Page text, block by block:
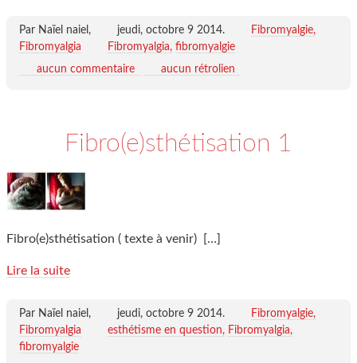
Par Naïel naiel, jeudi, octobre 9 2014.
Fibromyalgie,
Fibromyalgia
Fibromyalgia fibromyalgie
aucun commentaire
aucun rétrolien
Fibro(e)sthétisation 1
Fibro(e)sthétisation ( texte à venir) […]
Lire la suite
Par Naïel naiel, jeudi, octobre 9 2014.
Fibromyalgie,
Fibromyalgia
esthétisme en question
Fibromyalgia
fibromyalgie